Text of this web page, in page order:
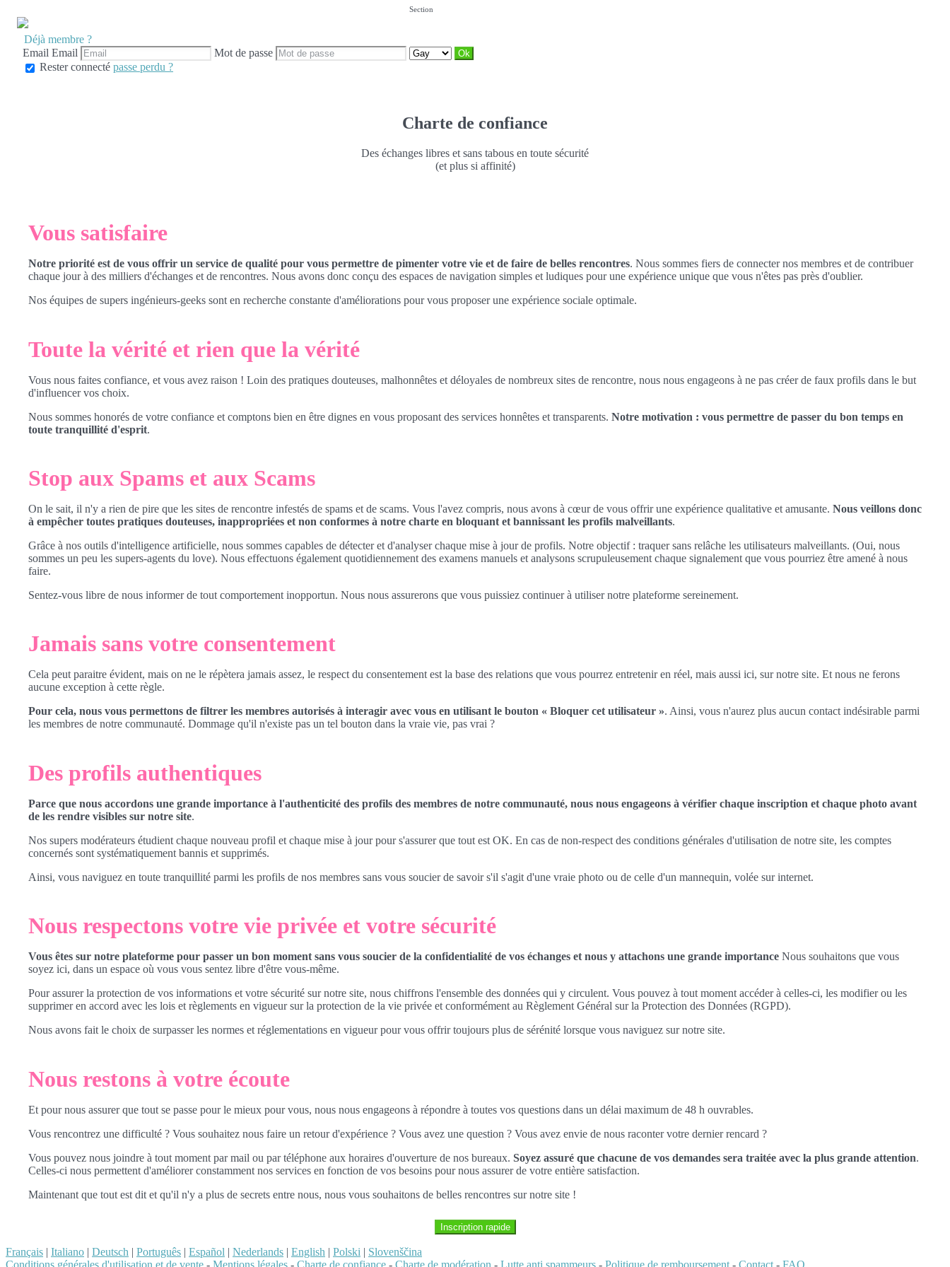
Déjà membre ?
Email Email Mot de passe
Section
Rester connecté passe perdu ?
Charte de confiance
Des échanges libres et sans tabous en toute sécurité
(et plus si affinité)
Vous satisfaire
Notre priorité est de vous offrir un service de qualité pour vous permettre de pimenter votre vie et de faire de belles rencontres. Nous sommes fiers de connecter nos membres et de contribuer
chaque jour à des milliers d'échanges et de rencontres. Nous avons donc conçu des espaces de navigation simples et ludiques pour une expérience unique que vous n'êtes pas près d'oublier.
Nos équipes de supers ingénieurs-geeks sont en recherche constante d'améliorations pour vous proposer une expérience sociale optimale.
Toute la vérité et rien que la vérité
Vous nous faites confiance, et vous avez raison ! Loin des pratiques douteuses, malhonnêtes et déloyales de nombreux sites de rencontre, nous nous engageons à ne pas créer de faux profils dans le but
d'influencer vos choix.
Nous sommes honorés de votre confiance et comptons bien en être dignes en vous proposant des services honnêtes et transparents. Notre motivation : vous permettre de passer du bon temps en
toute tranquillité d'esprit.
Stop aux Spams et aux Scams
On le sait, il n'y a rien de pire que les sites de rencontre infestés de spams et de scams. Vous l'avez compris, nous avons à cœur de vous offrir une expérience qualitative et amusante. Nous veillons donc
à empêcher toutes pratiques douteuses, inappropriées et non conformes à notre charte en bloquant et bannissant les profils malveillants.
Grâce à nos outils d'intelligence artificielle, nous sommes capables de détecter et d'analyser chaque mise à jour de profils. Notre objectif : traquer sans relâche les utilisateurs malveillants. (Oui, nous
sommes un peu les supers-agents du love). Nous effectuons également quotidiennement des examens manuels et analysons scrupuleusement chaque signalement que vous pourriez être amené à nous
faire.
Sentez-vous libre de nous informer de tout comportement inopportun. Nous nous assurerons que vous puissiez continuer à utiliser notre plateforme sereinement.
Jamais sans votre consentement
Cela peut paraitre évident, mais on ne le répètera jamais assez, le respect du consentement est la base des relations que vous pourrez entretenir en réel, mais aussi ici, sur notre site. Et nous ne ferons
aucune exception à cette règle.
Pour cela, nous vous permettons de filtrer les membres autorisés à interagir avec vous en utilisant le bouton « Bloquer cet utilisateur ». Ainsi, vous n'aurez plus aucun contact indésirable parmi
les membres de notre communauté. Dommage qu'il n'existe pas un tel bouton dans la vraie vie, pas vrai ?
Des profils authentiques
Parce que nous accordons une grande importance à l'authenticité des profils des membres de notre communauté, nous nous engageons à vérifier chaque inscription et chaque photo avant
de les rendre visibles sur notre site.
Nos supers modérateurs étudient chaque nouveau profil et chaque mise à jour pour s'assurer que tout est OK. En cas de non-respect des conditions générales d'utilisation de notre site, les comptes
concernés sont systématiquement bannis et supprimés.
Ainsi, vous naviguez en toute tranquillité parmi les profils de nos membres sans vous soucier de savoir s'il s'agit d'une vraie photo ou de celle d'un mannequin, volée sur internet.
Nous respectons votre vie privée et votre sécurité
Vous êtes sur notre plateforme pour passer un bon moment sans vous soucier de la confidentialité de vos échanges et nous y attachons une grande importance Nous souhaitons que vous
soyez ici, dans un espace où vous vous sentez libre d'être vous-même.
Pour assurer la protection de vos informations et votre sécurité sur notre site, nous chiffrons l'ensemble des données qui y circulent. Vous pouvez à tout moment accéder à celles-ci, les modifier ou les
supprimer en accord avec les lois et règlements en vigueur sur la protection de la vie privée et conformément au Règlement Général sur la Protection des Données (RGPD).
Nous avons fait le choix de surpasser les normes et réglementations en vigueur pour vous offrir toujours plus de sérénité lorsque vous naviguez sur notre site.
Nous restons à votre écoute
Et pour nous assurer que tout se passe pour le mieux pour vous, nous nous engageons à répondre à toutes vos questions dans un délai maximum de 48 h ouvrables.
Vous rencontrez une difficulté ? Vous souhaitez nous faire un retour d'expérience ? Vous avez une question ? Vous avez envie de nous raconter votre dernier rencard ?
Vous pouvez nous joindre à tout moment par mail ou par téléphone aux horaires d'ouverture de nos bureaux. Soyez assuré que chacune de vos demandes sera traitée avec la plus grande attention.
Celles-ci nous permettent d'améliorer constamment nos services en fonction de vos besoins pour nous assurer de votre entière satisfaction.
Maintenant que tout est dit et qu'il n'y a plus de secrets entre nous, nous vous souhaitons de belles rencontres sur notre site !
Inscription rapide
Français | Italiano | Deutsch | Português | Español | Nederlands | English | Polski | Slovenščina
Conditions générales d'utilisation et de vente - Mentions légales - Charte de confiance - Charte de modération - Lutte anti spammeurs - Politique de remboursement - Contact - FAQ